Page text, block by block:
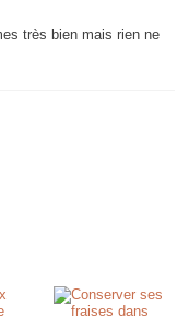
très bien mais rien ne